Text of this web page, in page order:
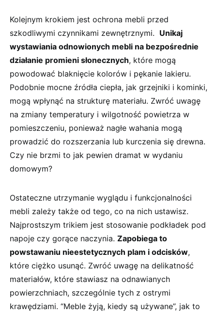
Kolejnym krokiem jest ochrona⁣ mebli⁢ przed‍
szkodliwymi czynnikami⁤ zewnętrznymi. ​ Unikaj
wystawiania⁣ odnowionych ⁣mebli na bezpośrednie ​
działanie promieni słonecznych,⁣ które mogą
powodować blaknięcie kolorów ‍i pękanie lakieru.
Podobnie⁣ mocne źródła ⁢ciepła, jak ‍grzejniki i kominki,
mogą wpłynąć na strukturę materiału. Zwróć uwagę​
na zmiany temperatury i wilgotność powietrza w
pomieszczeniu,‍ ponieważ ⁤nagłe wahania mogą
‌prowadzić do rozszerzania lub⁢ kurczenia się​ drewna.
Czy ⁢nie brzmi to jak pewien dramat w wydaniu
domowym?
Ostateczne utrzymanie wyglądu⁤ i funkcjonalności
mebli ⁣zależy także od tego,⁤ co na nich ustawisz.
Najprostszym trikiem jest stosowanie podkładek pod
napoje czy gorące naczynia. Zapobiega to
powstawaniu nieestetycznych plam i odcisków,
które ‍ciężko usunąć. Zwróć uwagę na delikatność
materiałów,⁣ które stawiasz⁤ na odnawianych
powierzchniach, szczególnie tych z ostrymi
krawędziami. “Meble żyją, kiedy są używane”, jak to​